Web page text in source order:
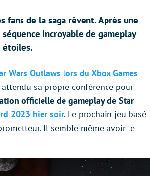
de la saga rêvent. Après une
incroyable de gameplay
étoiles.
Wars Outlaws lors du Xbox Games
sa propre conférence pour
officielle de gameplay de Star
2023 hier soir. Le prochain jeu basé
Il semble même avoir le